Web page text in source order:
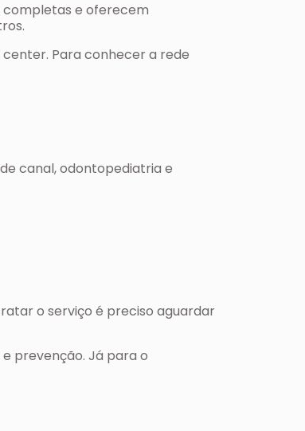
completas e oferecem
Para conhecer a rede
canal, odontopediatria e
o serviço é preciso aguardar
prevenção. Já para o